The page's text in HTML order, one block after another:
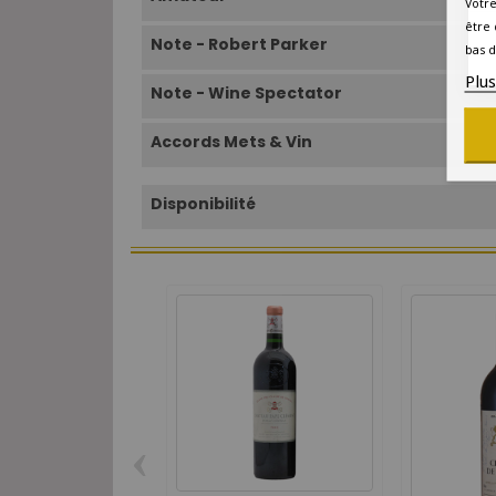
Note - Robert Parker
Note - Wine Spectator
Accords Mets & Vin
Disponibilité
être
bas